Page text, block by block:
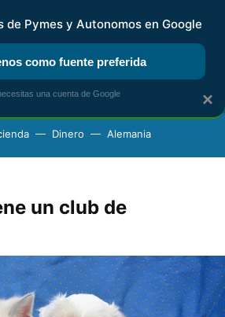
KIT DIGITAL RENTA
Dinero Alemania
un club de
×
de Pymes y Autonomos en Google
como fuente preferida
una cuenta de Google